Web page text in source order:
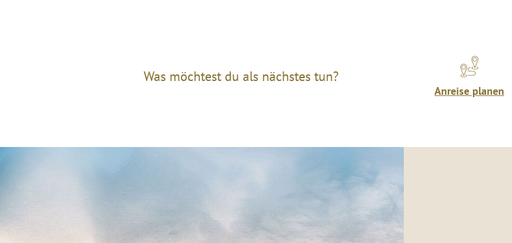
Was möchtest du als nächstes tun?
Anreise planen